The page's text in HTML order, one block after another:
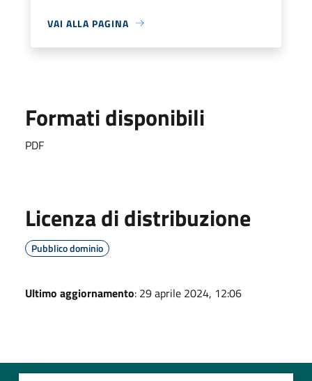
VAI ALLA PAGINA
Formati disponibili
PDF
Licenza di distribuzione
Pubblico dominio
Ultimo aggiornamento: 29 aprile 2024, 12:06